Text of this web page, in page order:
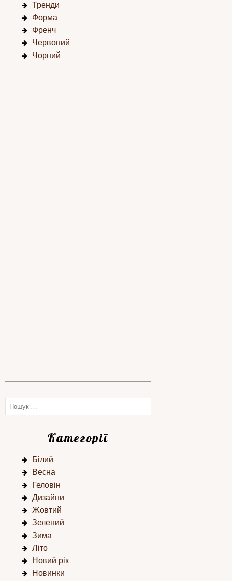
Тренди
Форма
Френч
Червоний
Чорний
Категорії
Білий
Весна
Геловін
Дизайни
Жовтий
Зелений
Зима
Літо
Новий рік
Новинки